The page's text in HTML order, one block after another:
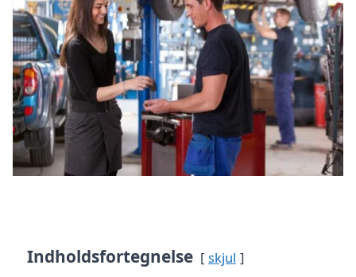
Indholdsfortegnelse skjul